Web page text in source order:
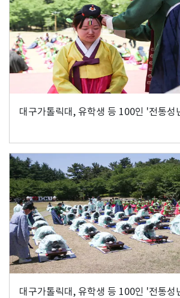
대구가톨릭대, 유학생 등 100인 '전통성
대구가톨릭대, 유학생 등 100인 '전통성